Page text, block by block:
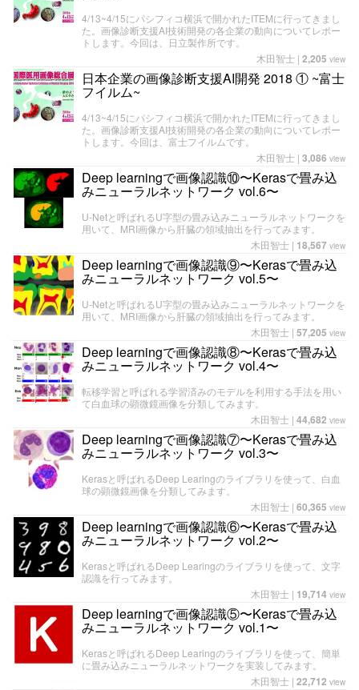
4/13~4/15にパシフィコ横浜で開かれたITEMに行ってきまし
た。画像診断支援AI技術開発の各企業の動向についてレポー
トします。今回は、日立製作所です。
木田智士 | 2,205 view
日本企業の画像診断支援AI開発 2018 ① ~富士
フイルム~
4/13~4/15にパシフィコ横浜で開かれたITEMに行ってきまし
た。画像診断支援AI技術開発の各企業の動向についてレポー
トします。今回は、富士フイルムです。
木田智士 | 3,086 view
Deep learningで画像認識⑩〜Kerasで畳み込
みニューラルネットワーク vol.6〜
U-Netと呼ばれるU字型の畳み込みニューラルネットワークを
用いて、MRI画像から肝臓の領域抽出を行ってみます。
木田智士 | 18,567 view
Deep learningで画像認識⑨〜Kerasで畳み込
みニューラルネットワーク vol.5〜
U-Netと呼ばれるU字型の畳み込みニューラルネットワークを
用いて、MRI画像から肝臓の領域抽出を行ってみます。
木田智士 | 57,205 view
Deep learningで画像認識⑧〜Kerasで畳み込
みニューラルネットワーク vol.4〜
転移学習と呼ばれる学習済みのモデルを利用する手法を用い
て白血球の顕微鏡画像を分類してみます。
木田智士 | 44,682 view
Deep learningで画像認識⑦〜Kerasで畳み込
みニューラルネットワーク vol.3〜
Kerasと呼ばれるDeep Learingのライブラリを使って、白血
球の顕微鏡画像を分類してみます。
木田智士 | 60,365 view
Deep learningで画像認識⑥〜Kerasで畳み込
みニューラルネットワーク vol.2〜
Kerasと呼ばれるDeep Learingのライブラリを使って、文字
認識を行ってみます。
木田智士 | 19,714 view
Deep learningで画像認識⑤〜Kerasで畳み込
みニューラルネットワーク vol.1〜
Kerasと呼ばれるDeep Learingのライブラリを使って、簡単
に畳み込みニューラルネットワークを実装してみます。
木田智士 | 22,712 view